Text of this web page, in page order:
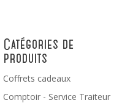
Catégories de
produits
Coffrets cadeaux
Comptoir - Service Traiteur